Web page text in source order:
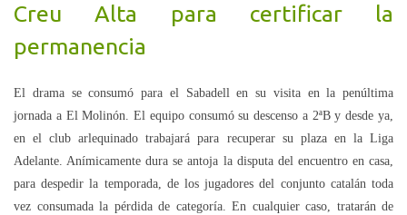
Creu Alta para certificar la
permanencia
El drama se consumó para el Sabadell en su visita en la penúltima
jornada a El Molinón. El equipo consumó su descenso a 2ªB y desde ya,
en el club arlequinado trabajará para recuperar su plaza en la Liga
Adelante. Anímicamente dura se antoja la disputa del encuentro en casa,
para despedir la temporada, de los jugadores del conjunto catalán toda
vez consumada la pérdida de categoría. En cualquier caso, tratarán de